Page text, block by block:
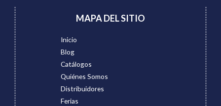
MAPA DEL SITIO
Inicio
Blog
Catálogos
Quiénes Somos
Distribuidores
Ferias